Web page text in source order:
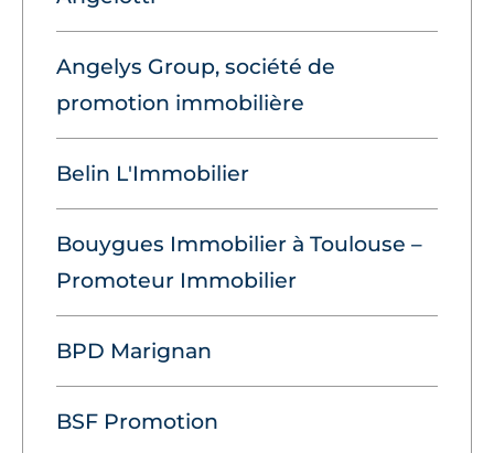
Angelys Group, société de
promotion immobilière
Belin L'Immobilier
Bouygues Immobilier à Toulouse –
Promoteur Immobilier
BPD Marignan
BSF Promotion